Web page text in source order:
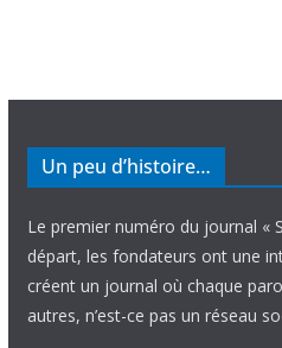
Un peu d’histoire…
Le premier numéro du journal «
départ, les fondateurs ont une
créent un journal où chaque
autres, n’est-ce pas un réseau